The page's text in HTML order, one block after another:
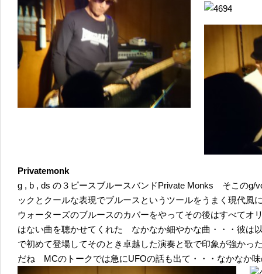
Privatemonk
g , b , ds の３ピースブルースバンドPrivate Monks そこの
ックとクールな表現でブルースというツールをうまく現代
ウォーターズのブルースのカバーをやってその後はすべてオ
はない曲を聴かせてくれた なかなか細やかな曲・・・彼は
で初めて登場してそのとき卓越した演奏と歌で印象が強かっ
だね MCのトークでは急にUFOの話も出て・・・なかなか